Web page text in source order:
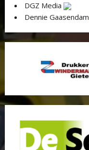
DGZ Media
Dennie Gaasendam